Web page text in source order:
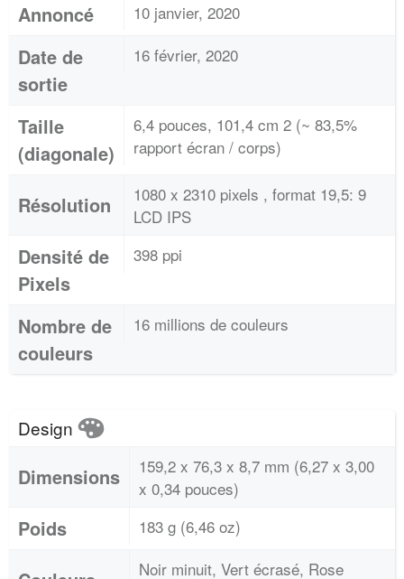
Annoncé 10 janvier, 2020
Date de
sortie
16 février, 2020
Taille
(diagonale)
6,4 pouces, 101,4 cm 2 (~ 83,5%
rapport écran / corps)
Résolution
1080 x 2310 pixels , format 19,5: 9
LCD IPS
Densité de
Pixels
398 ppi
Nombre de
couleurs
16 millions de couleurs
Design
Dimensions
159,2 x 76,3 x 8,7 mm (6,27 x 3,00
x 0,34 pouces)
Poids 183 g (6,46 oz)
Noir minuit, Vert écrasé, Rose